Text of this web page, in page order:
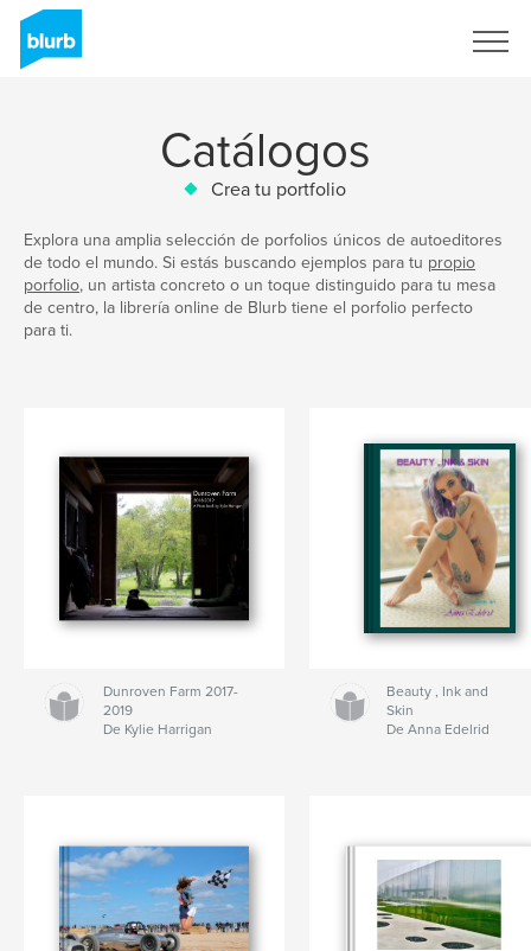
Catálogos
Crea tu portfolio
Explora una amplia selección de porfolios únicos de autoeditores
de todo el mundo. Si estás buscando ejemplos para tu propio
porfolio, un artista concreto o un toque distinguido para tu mesa
de centro, la librería online de Blurb tiene el porfolio perfecto
para ti.
Dunroven Farm 2017-
2019
De Kylie Harrigan
Beauty , Ink and
Skin
De Anna Edelrid